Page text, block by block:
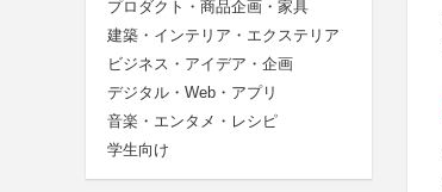
プロダクト・商品企画・家具
建築・インテリア・エクステリア
ビジネス・アイデア・企画
デジタル・Web・アプリ
音楽・エンタメ・レシピ
学生向け